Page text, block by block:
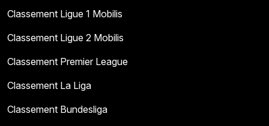
Classement Ligue 1 Mobilis
Classement Ligue 2 Mobilis
Classement Premier League
Classement La Liga
Classement Bundesliga